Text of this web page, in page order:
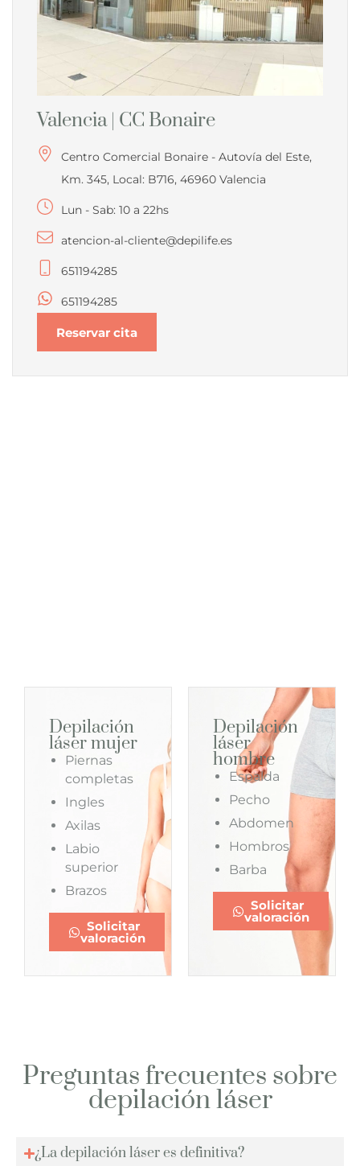
Valencia | CC Bonaire
Centro Comercial Bonaire - Autovía del Este,
Km. 345, Local: B716, 46960 Valencia
Lun - Sab: 10 a 22hs
atencion-al-cliente@depilife.es
651194285
651194285
Reservar cita
Depilación
láser mujer
Piernas
completas
Ingles
Axilas
Labio
superior
Brazos
Solicitar
valoración
Depilación
láser
hombre
Espalda
Pecho
Abdomen
Hombros
Barba
Solicitar
valoración
Preguntas frecuentes sobre
depilación láser
¿La depilación láser es definitiva?